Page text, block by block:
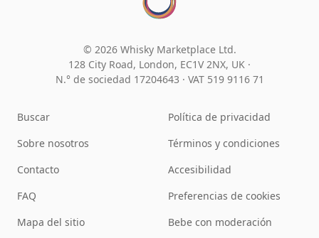
© 2026 Whisky Marketplace Ltd.
128 City Road, London, EC1V 2NX, UK ·
N.° de sociedad 17204643 · VAT 519 9116 71
Buscar
Sobre nosotros
Contacto
FAQ
Mapa del sitio
Política de privacidad
Términos y condiciones
Accesibilidad
Preferencias de cookies
Bebe con moderación